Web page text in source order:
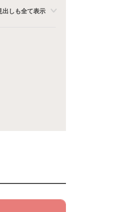
出しも全て表示